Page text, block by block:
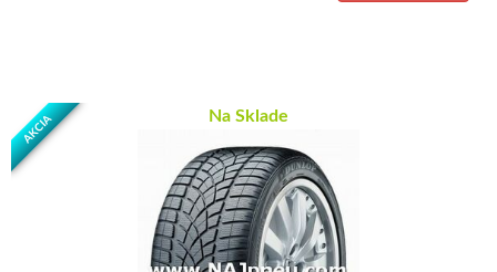
AKCIA Na Sklade